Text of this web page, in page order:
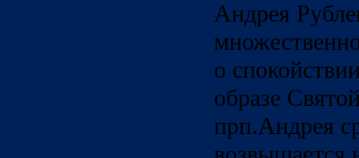
Андрея
о
образе
прп.Андрея